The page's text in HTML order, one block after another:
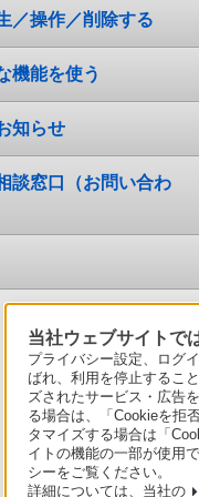
／操作／削除する
機能を使う
知らせ
談窓口（お問い合わ
当社ウェブサイトで
プライバシー設定、ログ
ばれ、利用を停止するこ
ズされたサービス・広告
る場合は、「Cookieを拒
タマイズする場合は「
イトの機能の一部が使用
シーをご覧ください。
詳細については、当社の